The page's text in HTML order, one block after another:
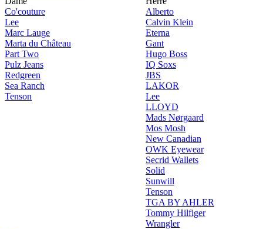
Co'couture
Lee
Marc Lauge
Marta du Château
Part Two
Pulz Jeans
Redgreen
Sea Ranch
Tenson
Alberto
Calvin Klein
Eterna
Gant
Hugo Boss
IQ Soxs
JBS
LAKOR
Lee
LLOYD
Mads Nørgaard
Mos Mosh
New Canadian
OWK Eyewear
Secrid Wallets
Solid
Sunwill
Tenson
TGA BY AHLER
Tommy Hilfiger
Wrangler